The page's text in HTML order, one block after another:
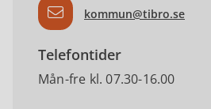
kommun@tibro.se
Telefontider
Mån-fre kl. 07.30-16.00